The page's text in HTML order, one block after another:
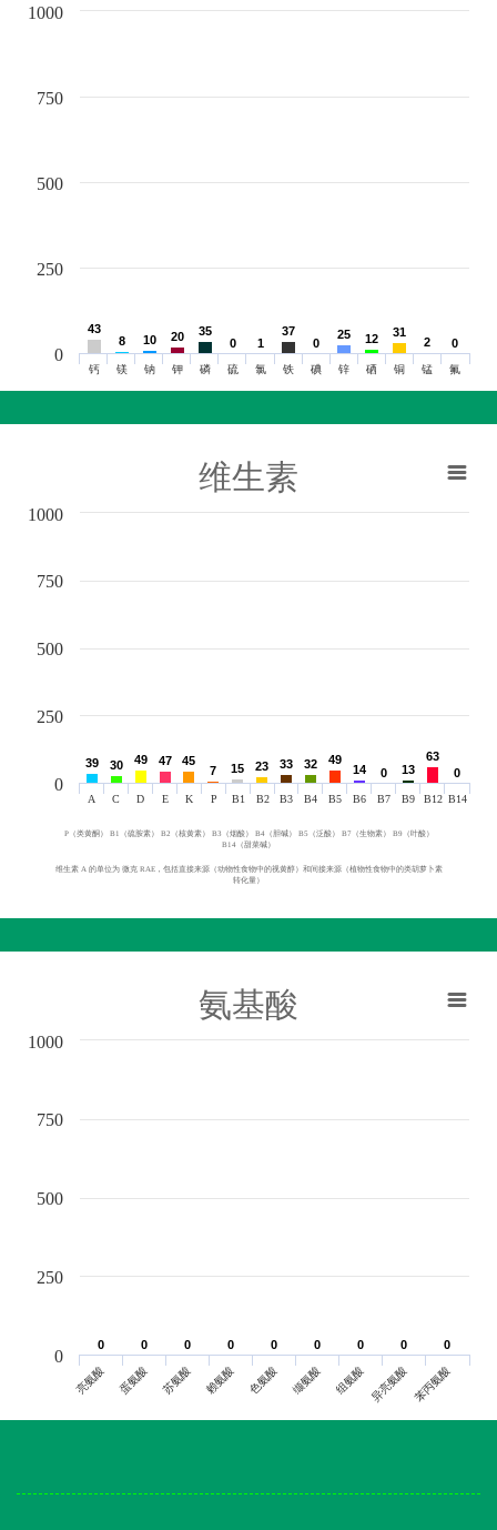
43
43
8
8 10
10 20
20 35
35
0
0 1
1
37
37
0
0
25
25 12
12 31
31
2
2 0
0
钙 镁 钠 钾 磷 硫 氯 铁 碘 锌 硒 铜 锰 氟
0
250
500
750
1000
维生素
39
39 30
30 49
49 47
47 45
45
7
7 15
15 23
23 33
33 32
32 49
49
14
14 0
0 13
13
63
63
0
0
A C D E K P B1 B2 B3 B4 B5 B6 B7 B9 B12 B14
0
250
500
750
1000
P（类黄酮） B1（硫胺素） B2（核黄素） B3（烟酸） B4（胆碱） B5（泛酸） B7（生物素） B9（叶酸）
B14（甜菜碱）
维生素 A 的单位为 微克 RAE，包括直接来源（动物性食物中的视黄醇）和间接来源（植物性食物中的类胡萝卜素
转化量）
氨基酸
0
0 0
0 0
0 0
0 0
0 0
0 0
0 0
0 0
0
亮氨酸 蛋氨酸 苏氨酸 赖氨酸 色氨酸 缬氨酸 组氨酸 异亮氨酸苯丙氨酸
0
250
500
750
1000